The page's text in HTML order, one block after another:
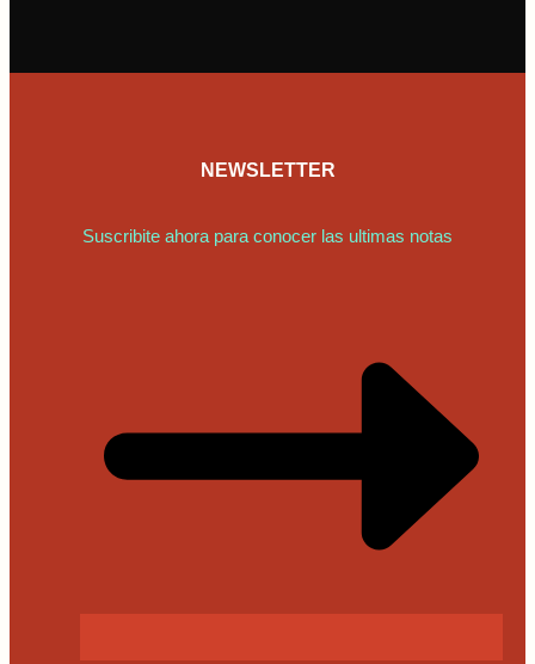
NEWSLETTER
Suscribite ahora para conocer las ultimas notas